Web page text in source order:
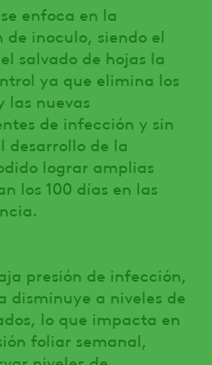
enfoca en la
inoculo, siendo el
salvado de hojas la
ya que elimina los
las nuevas
de infección y sin
desarrollo de la
lograr amplias
los 100 días en las
presión de infección,
a niveles de
lo que impacta en
foliar semanal,